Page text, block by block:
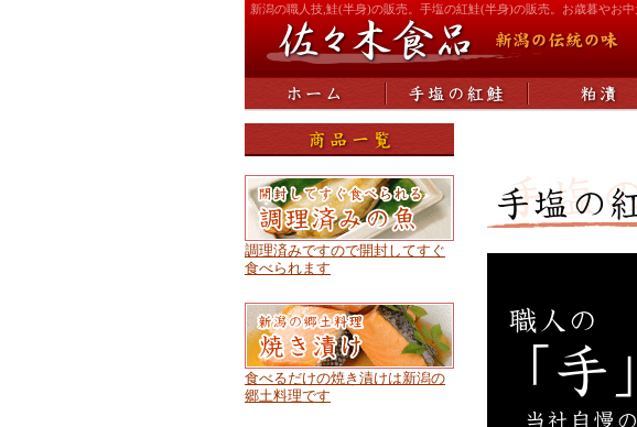
新潟の職人技,鮭(半身)の販売。手塩の紅鮭(半身)の販売。お歳暮やお
調理済みですので開封してすぐ
食べられます
食べるだけの焼き漬けは新潟の
郷土料理です